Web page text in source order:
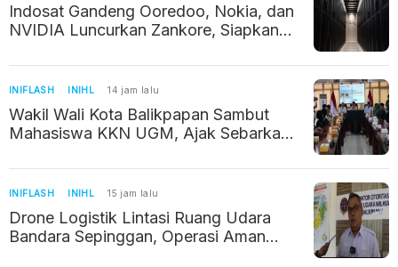
Indosat Gandeng Ooredoo, Nokia, dan
NVIDIA Luncurkan Zankore, Siapkan
INIFLASH INIHL 14 jam lalu
Wakil Wali Kota Balikpapan Sambut
Mahasiswa KKN UGM, Ajak Sebarkan
INIFLASH INIHL 15 jam lalu
Drone Logistik Lintasi Ruang Udara
Bandara Sepinggan, Operasi Aman